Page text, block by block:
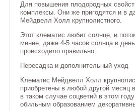
Для повышения плодородных
комплексы. Они же пригодятся и в
Мейдвелл Холл крупнолистного.
Этот клематис любит солнце, и
менее, даже 4-5 часов солнца в
происходило правильно.
Пересадка и дополнительный уход
Клематис Мейдвелл Холл
приобретены в любой другой месяц
в таком случае соцветий в этом
обильным образованием